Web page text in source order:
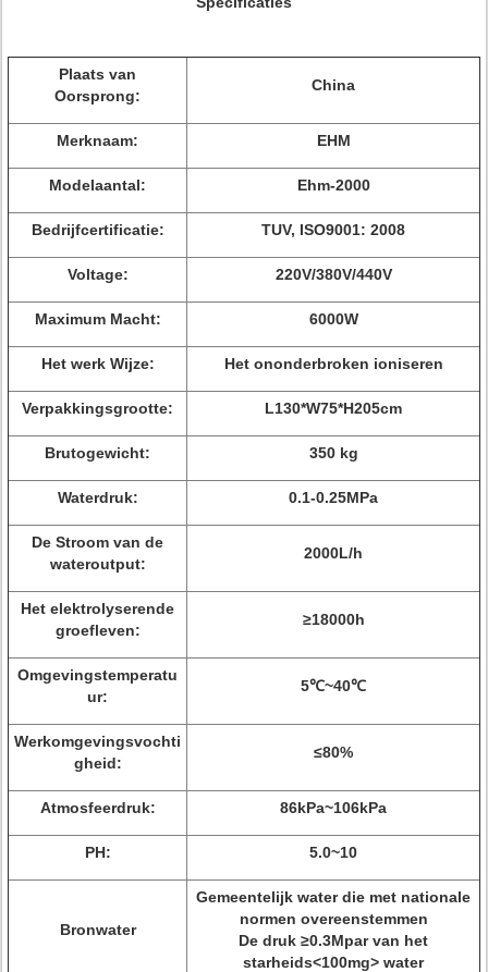
Plaats van
Oorsprong:
China
Merknaam: EHM
Modelaantal: Ehm-2000
Bedrijfcertificatie: TUV, ISO9001: 2008
Voltage: 220V/380V/440V
Maximum Macht: 6000W
Het werk Wijze: Het ononderbroken ioniseren
Verpakkingsgrootte: L130*W75*H205cm
Brutogewicht: 350 kg
Waterdruk: 0.1-0.25MPa
De Stroom van de
wateroutput:
2000L/h
Het elektrolyserende
groefleven:
≥18000h
Omgevingstemperatu
ur:
5℃~40℃
Werkomgevingsvochti
gheid:
≤80%
Atmosfeerdruk: 86kPa~106kPa
PH: 5.0~10
Bronwater
Gemeentelijk water die met nationale
normen overeenstemmen
De druk ≥0.3Mpar van het
starheids<100mg> water